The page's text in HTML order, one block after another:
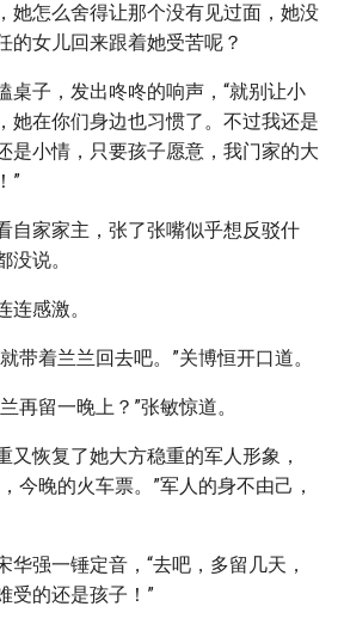
她怎么舍得让那个没有见过面，她没
的女儿回来跟着她受苦呢？
桌子，发出咚咚的响声，“就别让小
她在你们身边也习惯了。不过我还是
是小情，只要孩子愿意，我门家的大
”
自家家主，张了张嘴似乎想反驳什
说。
感激。
带着兰兰回去吧。”关博恒开口道。
再留一晚上？”张敏惊道。
又恢复了她大方稳重的军人形象，
今晚的火车票。”军人的身不由己，
华强一锤定音，“去吧，多留几天，
受的还是孩子！”